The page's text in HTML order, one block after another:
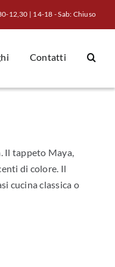
12,30 | 14-18 - Sab: Chiuso
Contatti
Il tappeto Maya,
di colore. Il
cucina classica o